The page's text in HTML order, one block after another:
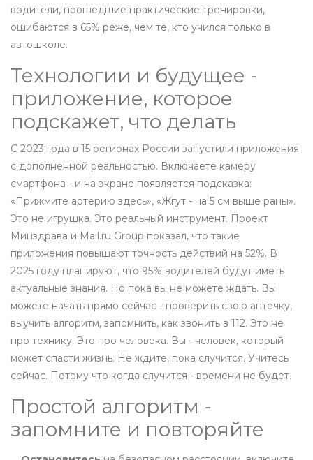
водители, прошедшие практические тренировки,
ошибаются в 65% реже, чем те, кто учился только в
автошколе.
Технологии и будущее -
приложение, которое
подскажет, что делать
С 2023 года в 15 регионах России запустили приложения
с дополненной реальностью. Включаете камеру
смартфона - и на экране появляется подсказка:
«Прижмите артерию здесь», «Жгут - на 5 см выше раны».
Это не игрушка. Это реальный инструмент. Проект
Минздрава и Mail.ru Group показал, что такие
приложения повышают точность действий на 52%. В
2025 году планируют, что 95% водителей будут иметь
актуальные знания. Но пока вы не можете ждать. Вы
можете начать прямо сейчас - проверить свою аптечку,
выучить алгоритм, запомнить, как звонить в 112. Это не
про технику. Это про человека. Вы - человек, который
может спасти жизнь. Не ждите, пока случится. Учитесь
сейчас. Потому что когда случится - времени не будет.
Простой алгоритм -
запомните и повторяйте